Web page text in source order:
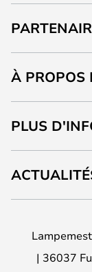
À PROPOS
PLUS
36037